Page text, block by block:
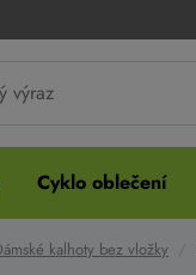
Cyklo oblečení
kalhoty bez vložky